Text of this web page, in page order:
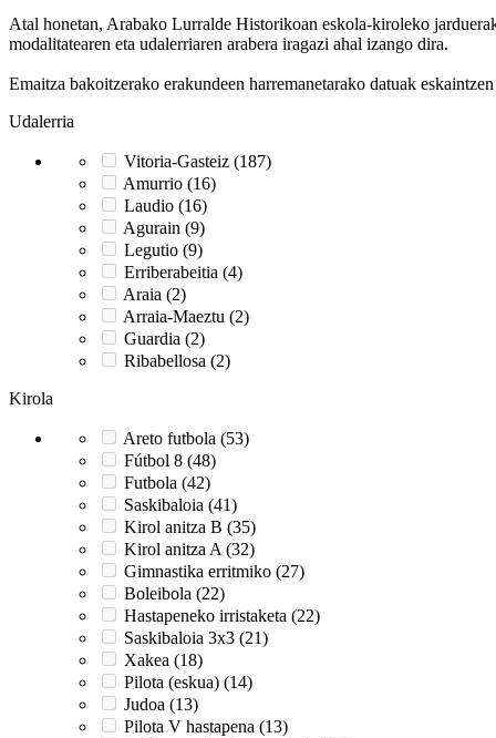
Atal honetan, Arabako Lurralde Historikoan eskola-kiroleko
modalitatearen eta udalerriaren arabera iragazi ahal izango dira.
Emaitza bakoitzerako erakundeen harremanetarako datuak
Udalerria
Vitoria-Gasteiz (187)
Amurrio (16)
Laudio (16)
Agurain (9)
Legutio (9)
Erriberabeitia (4)
Araia (2)
Arraia-Maeztu (2)
Guardia (2)
Ribabellosa (2)
Kirola
Areto futbola (53)
Fútbol 8 (48)
Futbola (42)
Saskibaloia (41)
Kirol anitza B (35)
Kirol anitza A (32)
Gimnastika erritmiko (27)
Boleibola (22)
Hastapeneko irristaketa (22)
Saskibaloia 3x3 (21)
Xakea (18)
Pilota (eskua) (14)
Judoa (13)
Pilota V hastapena (13)